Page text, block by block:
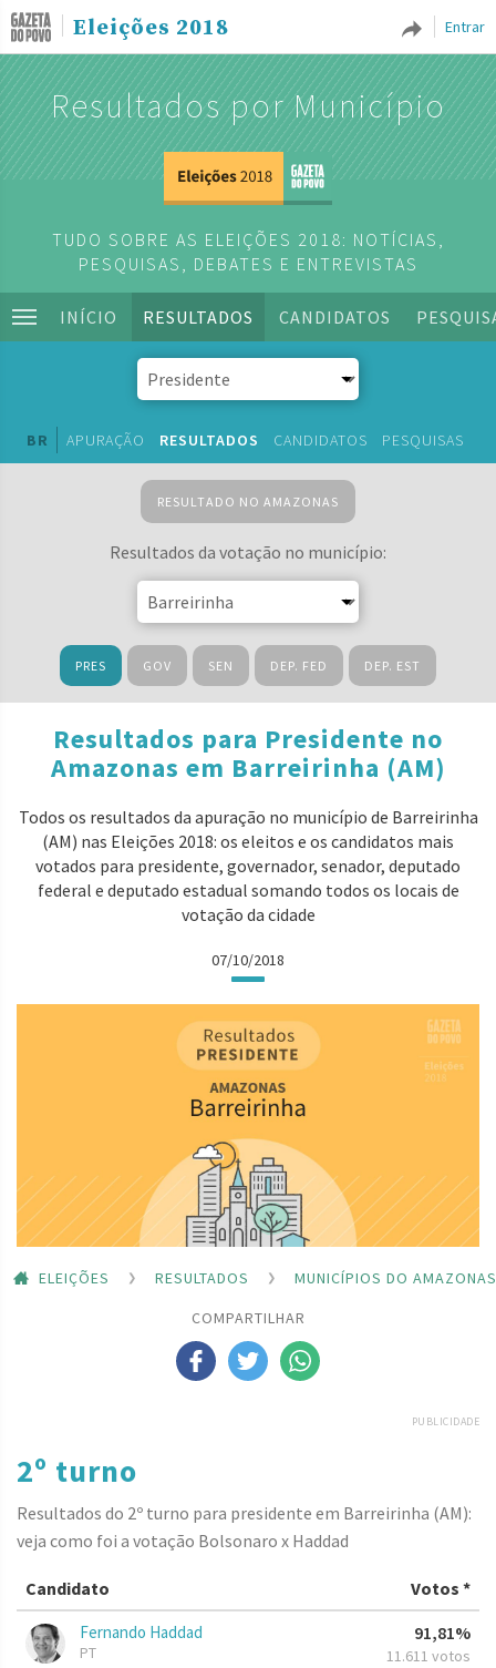
Entrar
Eleições 2018
Resultados por Município
TUDO SOBRE AS ELEIÇÕES 2018: NOTÍCIAS,
PESQUISAS, DEBATES E ENTREVISTAS
INÍCIO RESULTADOS CANDIDATOS
BR APURAÇÃO RESULTADOS CANDIDATOS PESQUISAS
RESULTADO NO AMAZONAS
Resultados da votação no município:
PRES GOV SEN DEP. FED DEP. EST
Resultados para Presidente no
Amazonas em Barreirinha (AM)
Todos os resultados da apuração no município de Barreirinha
(AM) nas Eleições 2018: os eleitos e os candidatos mais
votados para presidente, governador, senador, deputado
federal e deputado estadual somando todos os locais de
votação da cidade
07/10/2018
ELEIÇÕES RESULTADOS
MUNICÍPIOS DO AMAZONAS
COMPARTILHAR
PUBLICIDADE
2º turno
Resultados do 2º turno para presidente em Barreirinha (AM):
veja como foi a votação Bolsonaro x Haddad
Candidato Votos *
Fernando Haddad
PT
91,81%
11.611 votos